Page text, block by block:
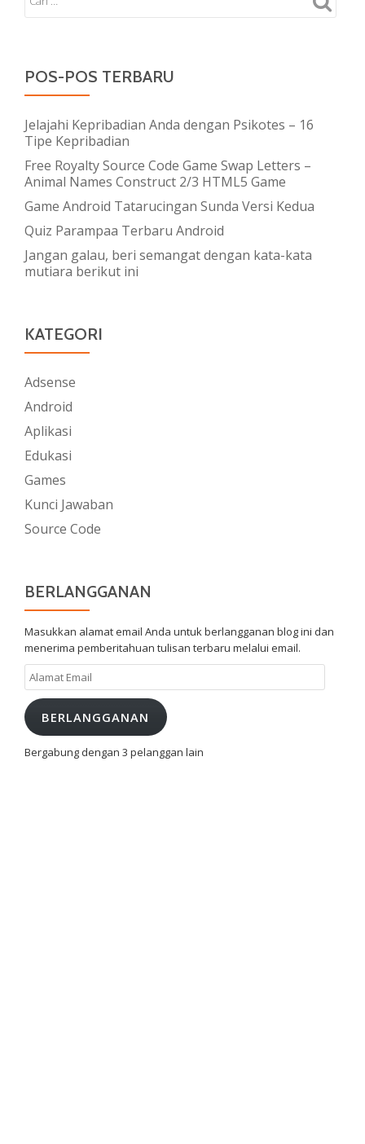
POS-POS TERBARU
Jelajahi Kepribadian Anda dengan Psikotes – 16
Tipe Kepribadian
Free Royalty Source Code Game Swap Letters –
Animal Names Construct 2/3 HTML5 Game
Game Android Tatarucingan Sunda Versi Kedua
Quiz Parampaa Terbaru Android
Jangan galau, beri semangat dengan kata-kata
mutiara berikut ini
KATEGORI
Adsense
Android
Aplikasi
Edukasi
Games
Kunci Jawaban
Source Code
BERLANGGANAN
Masukkan alamat email Anda untuk berlangganan blog ini dan
menerima pemberitahuan tulisan terbaru melalui email.
Alamat
Email
BERLANGGANAN
Bergabung dengan 3 pelanggan lain